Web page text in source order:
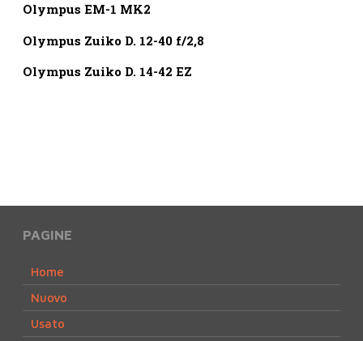
Olympus EM-1 MK2
Olympus Zuiko D. 12-40 f/2,8
Olympus Zuiko D. 14-42 EZ
PAGINE
Home
Nuovo
Usato